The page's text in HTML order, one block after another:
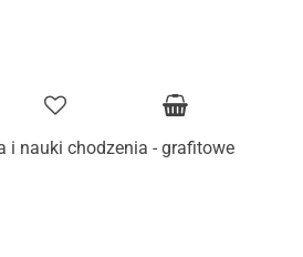
i nauki chodzenia - grafitowe